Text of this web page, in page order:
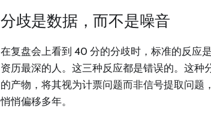
分歧是数据，而不是噪音
在复盘会上看到 40 分的分歧时，标准的反应
资历最深的人。这三种反应都是错误的。这种
的产物，将其视为计票问题而非信号提取问题
悄悄偏移多年。